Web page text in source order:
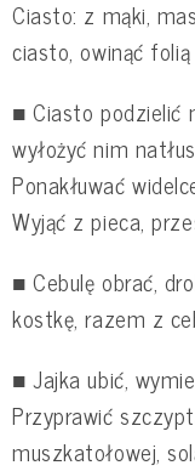
Ciasto: z mąki,
ciasto, owinąć
■ Ciasto podzielić
wyłożyć nim
Ponakłuwać
Wyjąć z pieca,
■ Cebulę obrać,
kostkę, razem z
■ Jajka ubić,
Przyprawić
muszkatołowej,